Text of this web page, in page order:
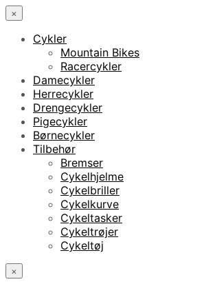
×
Cykler
Mountain Bikes
Racercykler
Damecykler
Herrecykler
Drengecykler
Pigecykler
Børnecykler
Tilbehør
Bremser
Cykelhjelme
Cykelbriller
Cykelkurve
Cykeltasker
Cykeltrøjer
Cykeltøj
×